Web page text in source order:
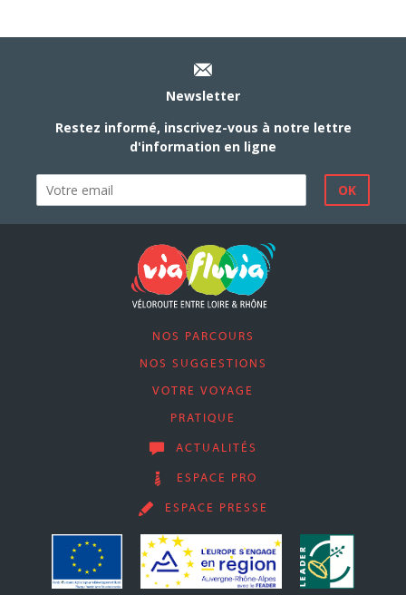
Newsletter
Restez informé, inscrivez-vous à notre lettre
d'information en ligne
NOS PARCOURS
NOS SUGGESTIONS
VOTRE VOYAGE
PRATIQUE
ACTUALITÉS
ESPACE PRO
ESPACE PRESSE